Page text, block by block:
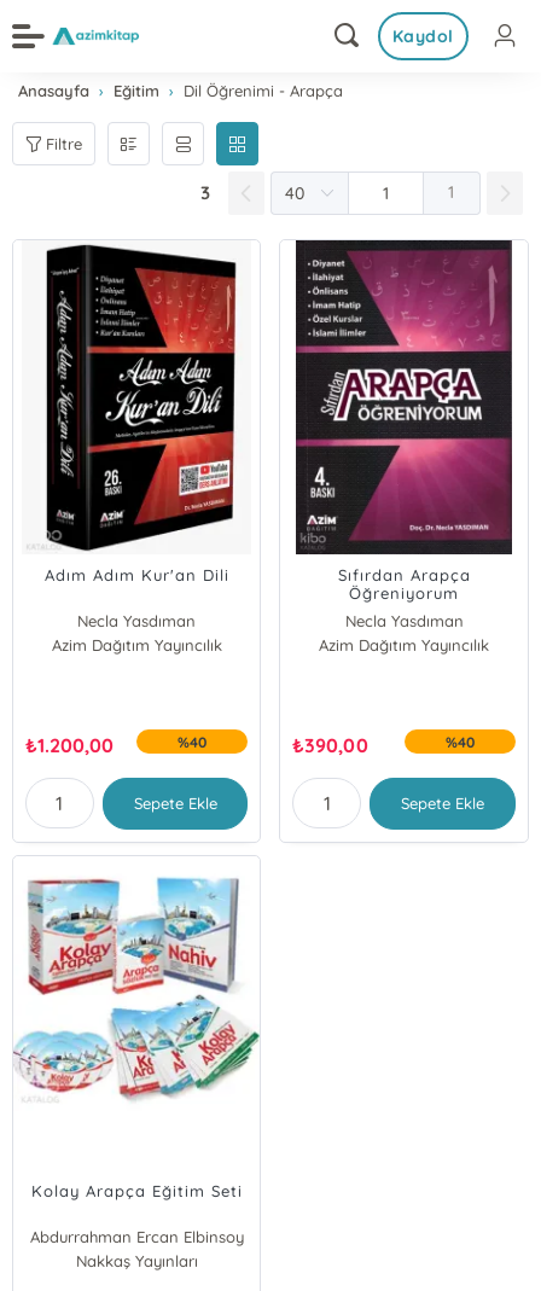
Kaydol
Anasayfa Eğitim Dil Öğrenimi - Arapça
Filtre
3 1
Adım Adım Kur'an Dili
Necla Yasdıman
Azim Dağıtım Yayıncılık
₺1.200,00 %40
Sepete Ekle
Sıfırdan Arapça
Öğreniyorum
Necla Yasdıman
Azim Dağıtım Yayıncılık
₺390,00 %40
Sepete Ekle
Kolay Arapça Eğitim Seti
Abdurrahman Ercan Elbinsoy
Nakkaş Yayınları